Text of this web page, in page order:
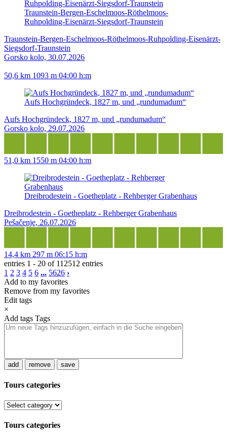
Traunstein-Bergen-Eschelmoos-Röthelmoos-
Ruhpolding-Eisenärzt-Siegsdorf-Traunstein
Traunstein-Bergen-Eschelmoos-Röthelmoos-Ruhpolding-Eisenärzt-
Siegsdorf-Traunstein
Gorsko kolo, 30.07.2026
50,6 km 1093 m 04:00 h:m
Aufs Hochgründeck, 1827 m, und „rundumadum“
Aufs Hochgründeck, 1827 m, und „rundumadum“
Gorsko kolo, 29.07.2026
51,0 km 1550 m 04:00 h:m
Dreibrodestein - Goetheplatz - Rehberger Grabenhaus
Dreibrodestein - Goetheplatz - Rehberger Grabenhaus
Pešačenje, 26.07.2026
14,4 km 297 m 06:15 h:m
entries 1 - 20 of 112512 entries
1 2 3 4 5 6 ... 5626 ›
Add to my favorites
Remove from my favorites
Edit tags
×
Add tags Tags
add remove save
Tours categories
Tours categories